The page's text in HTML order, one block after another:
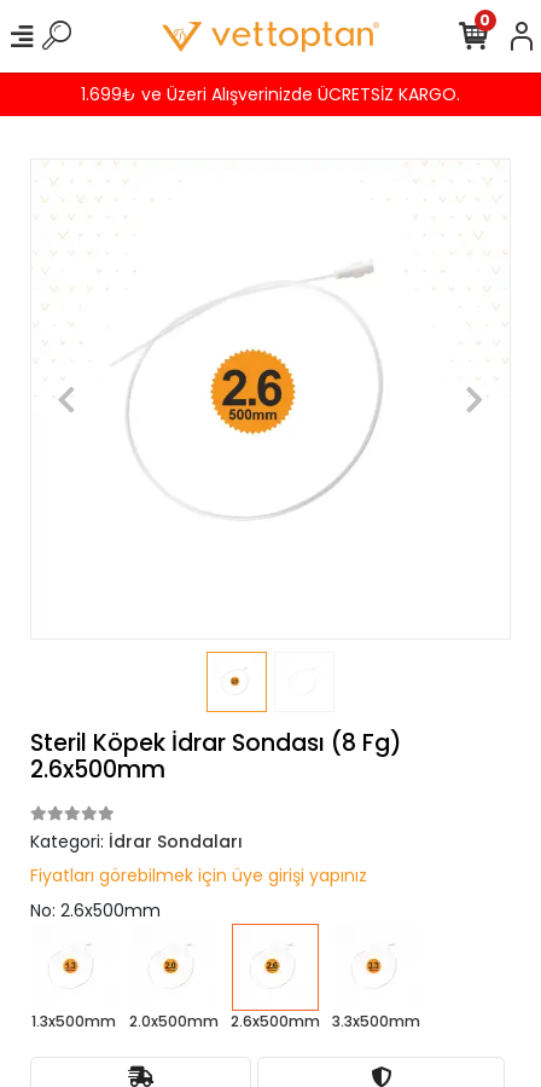
1.699₺ ve Üzeri Alışverinizde ÜCRETSİZ KARGO.
0
Steril Köpek İdrar Sondası (8 Fg)
2.6x500mm
Kategori: İdrar Sondaları
Fiyatları görebilmek için üye girişi yapınız
No: 2.6x500mm
1.3x500mm 2.0x500mm 2.6x500mm 3.3x500mm